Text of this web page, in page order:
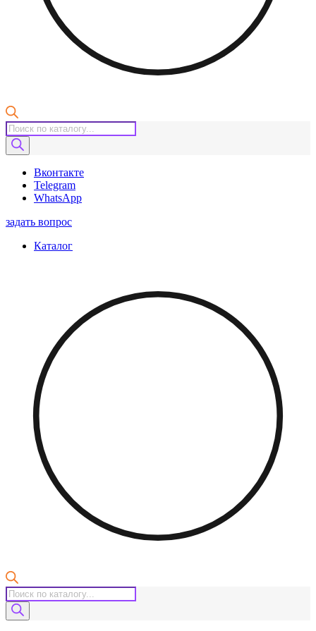
Поиск
товаров
Вконтакте
Telegram
WhatsApp
задать вопрос
Каталог
Поиск
товаров